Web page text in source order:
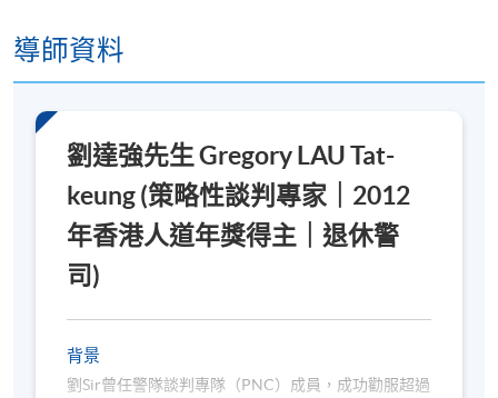
導師資料
劉達強先生 Gregory LAU Tat-
keung (策略性談判專家｜2012
年香港人道年獎得主｜退休警
司)
背景
劉Sir曾任警隊談判專隊（PNC）成員，成功勸服超過